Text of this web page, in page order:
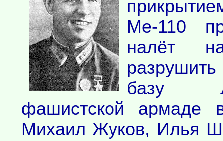
Ме-110
налёт
базу
фашистской армаде
Михаил Жуков, Илья